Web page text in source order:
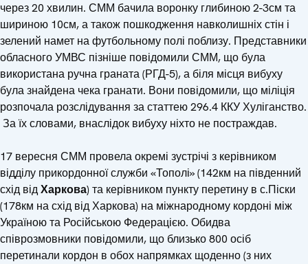
через 20 хвилин. СММ бачила воронку глибиною 2-3см та
шириною 10см, а також пошкодження навколишніх стін і
зелений намет на футбольному полі поблизу. Представники
обласного УМВС пізніше повідомили СММ, що була
використана ручна граната (РГД-5), а біля місця вибуху
була знайдена чека гранати. Вони повідомили, що міліція
розпочала розслідування за статтею 296.4 ККУ Хуліганство.
За їх словами, внаслідок вибуху ніхто не постраждав.
17 вересня СММ провела окремі зустрічі з керівником
відділу прикордонної служби «Тополі» (142км на південний
схід відХаркова) та керівником пункту перетину в с.Піски
(178км на схід від Харкова) на міжнародному кордоні між
Україною та Російською Федерацією. Обидва
співрозмовники повідомили, що близько 800 осіб
перетинали кордон в обох напрямках щоденно (з них